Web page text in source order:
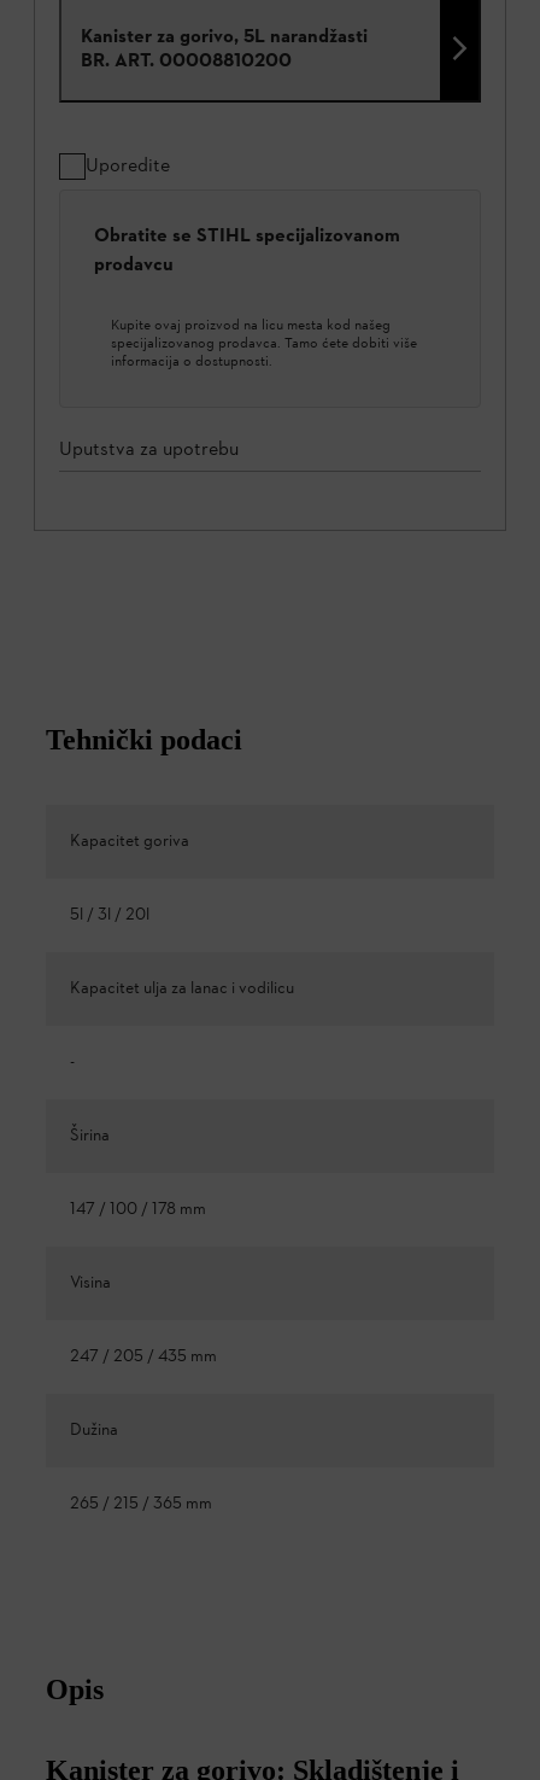
Kanister za gorivo, 5L narandžasti
BR. ART. 00008810200
Uporedite
Obratite se STIHL specijalizovanom
prodavcu
Kupite ovaj proizvod na licu mesta kod našeg
specijalizovanog prodavca. Tamo ćete dobiti više
informacija o dostupnosti.
Uputstva za upotrebu
Tehnički podaci
Kapacitet goriva
5l / 3l / 20l
Kapacitet ulja za lanac i vodilicu
-
Širina
147 / 100 / 178 mm
Visina
247 / 205 / 435 mm
Dužina
265 / 215 / 365 mm
Opis
Kanister za gorivo: Skladištenje i